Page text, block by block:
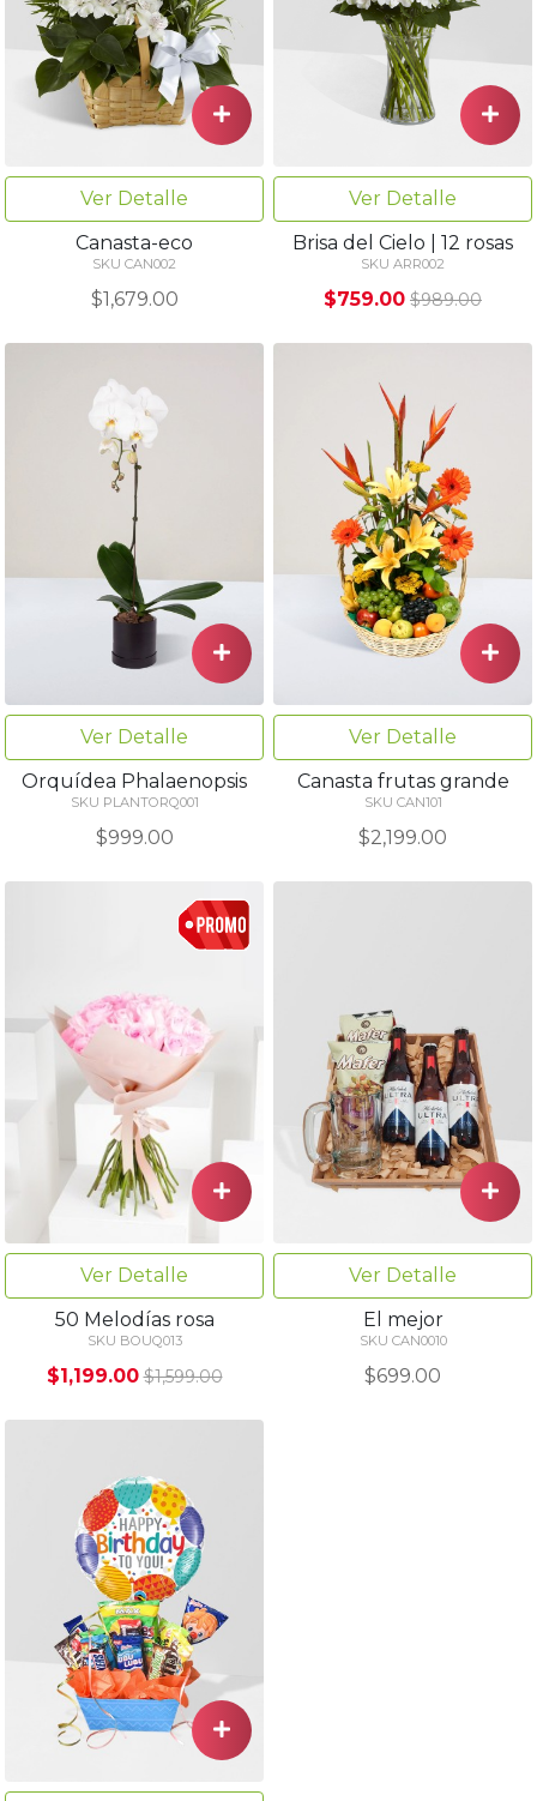
Ver Detalle
Canasta-eco
SKU CAN002
$1,679.00
Ver Detalle
Brisa del Cielo | 12 rosas
SKU ARR002
$759.00 $989.00
Ver Detalle
Orquídea Phalaenopsis
SKU PLANTORQ001
$999.00
Ver Detalle
Canasta frutas grande
SKU CAN101
$2,199.00
Ver Detalle
50 Melodías rosa
SKU BOUQ013
$1,199.00 $1,599.00
Ver Detalle
El mejor
SKU CAN0010
$699.00